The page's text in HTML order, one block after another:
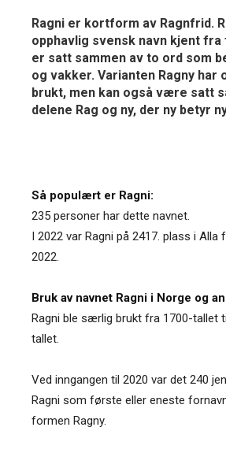
Ragni er kortform av Ragnfrid.
opphavlig svensk navn kjent fra
er satt sammen av to ord som
og vakker. Varianten Ragny
brukt, men kan også være satt
delene Rag og ny, der ny betyr
Så populært er Ragni:
235 personer har dette navnet.
I 2022 var Ragni på 2417. plass i
2022.
Bruk av navnet Ragni i Norge og
Ragni ble særlig brukt fra 1700-tallet
tallet.
Ved inngangen til 2020 var det 240
Ragni som første eller eneste
formen Ragny.